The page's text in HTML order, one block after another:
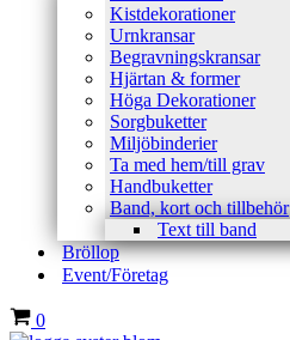
Kistdekorationer
Urnkransar
Begravningskransar
Hjärtan & former
Höga Dekorationer
Sorgbuketter
Miljöbinderier
Ta med hem/till grav
Handbuketter
Band, kort och tillbehör
Text till band
Bröllop
Event/Företag
Varukorg
0